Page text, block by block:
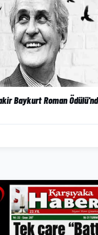
Baykurt Roman